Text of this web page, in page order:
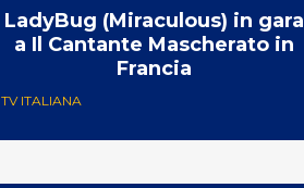
LadyBug (Miraculous) in gara
a Il Cantante Mascherato in
Francia
TV ITALIANA